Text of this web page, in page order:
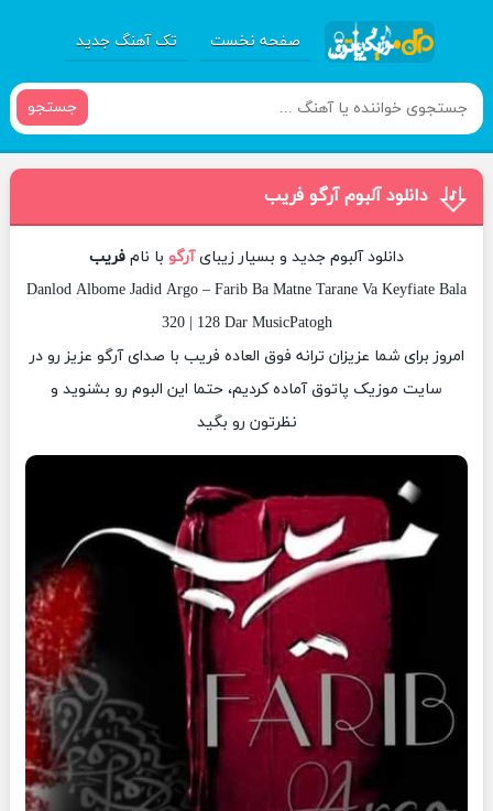
صفحه نخست تک آهنگ جدید
جستجو
دانلود آلبوم آرگو فریب
دانلود آلبوم جدید و بسیار زیبایآرگو با نام فریب
Danlod Albome Jadid Argo – Farib Ba Matne Tarane Va Keyfiate Bala
320 | 128 Dar MusicPatogh
امروز برای شما عزیزان ترانه فوق العاده فریب با صدای آرگو عزیز رو در
سایت موزیک پاتوق آماده کردیم، حتما این البوم رو بشنوید و
نظرتون رو بگید